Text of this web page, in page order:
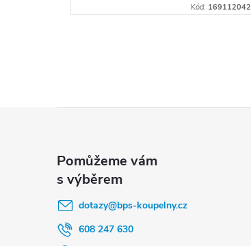
Kód: 169112042
dotazy@bps-koupelny.cz
608 247 630